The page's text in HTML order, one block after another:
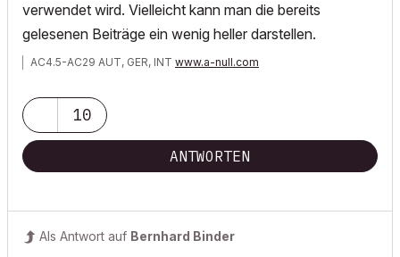
verwendet wird. Vielleicht kann man die bereits
gelesenen Beiträge ein wenig heller darstellen.
AC4.5-AC29 AUT, GER, INT www.a-null.com
10
ANTWORTEN
Als Antwort auf Bernhard Binder